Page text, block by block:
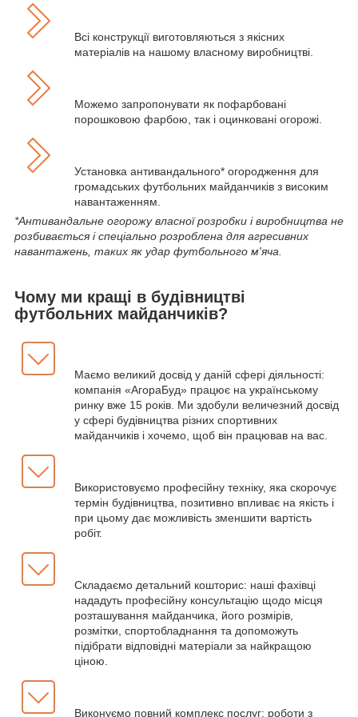
Всі конструкції виготовляються з якісних
матеріалів на нашому власному виробництві.
Можемо запропонувати як пофарбовані
порошковою фарбою, так і оцинковані огорожі.
Установка антивандального* огородження для
громадських футбольних майданчиків з високим
навантаженням.
*Антивандальне огорожу власної розробки і виробництва не
розбивається і спеціально розроблена для агресивних
навантажень, таких як удар футбольного м'яча.
Чому ми кращі в будівництві
футбольних майданчиків?
Маємо великий досвід у даній сфері діяльності:
компанія «АгораБуд» працює на українському
ринку вже 15 років. Ми здобули величезний досвід
у сфері будівництва різних спортивних
майданчиків і хочемо, щоб він працював на вас.
Використовуємо професійну техніку, яка скорочує
термін будівництва, позитивно впливає на якість і
при цьому дає можливість зменшити вартість
робіт.
Складаємо детальний кошторис: наші фахівці
нададуть професійну консультацію щодо місця
розташування майданчика, його розмірів,
розмітки, спортобладнання та допоможуть
підібрати відповідні матеріали за найкращою
ціною.
Виконуємо повний комплекс послуг: роботи з